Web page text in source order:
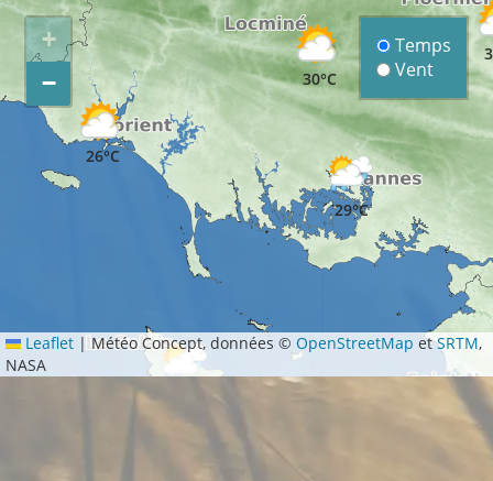
30°C
26°C
29°C
+
−
Temps
Vent
Leaflet | Météo Concept, données ©OpenStreetMap etSRTM,
NASA